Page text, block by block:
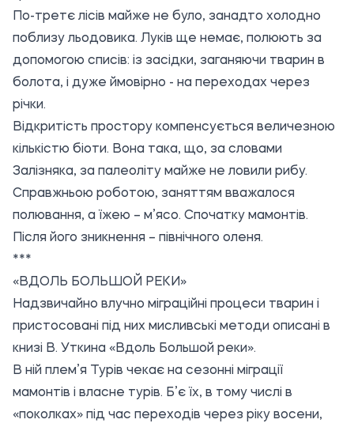
По-третє лісів майже не було, занадто холодно
поблизу льодовика. Луків ще немає, полюють за
допомогою списів: із засідки, заганяючи тварин в
болота, і дуже ймовірно - на переходах через
річки.
Відкритість простору компенсується величезною
кількістю біоти. Вона така, що, за словами
Залізняка, за палеоліту майже не ловили рибу.
Справжньою роботою, заняттям вважалося
полювання, а їжею – м’ясо. Спочатку мамонтів.
Після його зникнення – північного оленя.
***
«ВДОЛЬ БОЛЬШОЙ РЕКИ»
Надзвичайно влучно міграційні процеси тварин і
пристосовані під них мисливські методи описані в
книзі В. Уткина «Вдоль Большой реки».
В ній плем’я Турів чекає на сезонні міграції
мамонтів і власне турів. Б’є їх, в тому числі в
«поколках» під час переходів через ріку восени,